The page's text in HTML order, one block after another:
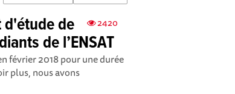
2420
d'étude de
de l’ENSAT
février 2018 pour une durée
plus, nous avons